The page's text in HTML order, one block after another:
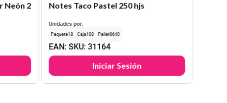
Neón 2
Notes Taco Pastel 250 hjs
Unidades por:
18 108 8640
EAN: SKU:31164
Iniciar Sesión